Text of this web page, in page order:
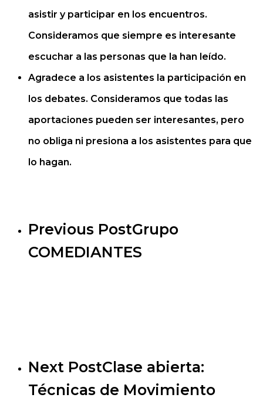
asistir y participar en los encuentros.
Consideramos que siempre es interesante
escuchar a las personas que la han leído.
Agradece a los asistentes la participación en
los debates. Consideramos que todas las
aportaciones pueden ser interesantes, pero
no obliga ni presiona a los asistentes para que
lo hagan.
Previous PostGrupo
COMEDIANTES
Next PostClase abierta:
Técnicas de Movimiento